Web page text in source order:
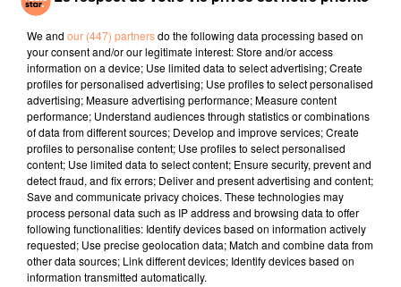
Vegas et au Canada. Valérie Lemercier incarnera elle-
même la diva, tandis que l'acteur Jerôme
Commandeur se grimera en feu René Angélil. La
réalisatrice de Palais Royal ! a récemment confié que
Céline, en personne, avait donné son accord pour ce
biopic qui s'annonce… mordant.
fil actus
4 juillet 2022
Radio Star Live avec Dadju
27 juin 2022
Marseille : une application pour mettre en
We and our (447) partnersdo the following data processing based on
your consent and/or our legitimate interest: Store and/or access
information on a device; Use limited data to select advertising; Create
profiles for personalised advertising; Use profiles to select personalised
advertising; Measure advertising performance; Measure content
performance; Understand audiences through statistics or combinations
of data from different sources; Develop and improve services; Create
profiles to personalise content; Use profiles to select personalised
content; Use limited data to select content; Ensure security, prevent and
detect fraud, and fix errors; Deliver and present advertising and content;
Save and communicate privacy choices. These technologies may
process personal data such as IP address and browsing data to offer
following functionalities: Identify devices based on information actively
requested; Use precise geolocation data; Match and combine data from
other data sources; Link different devices; Identify devices based on
information transmitted automatically.